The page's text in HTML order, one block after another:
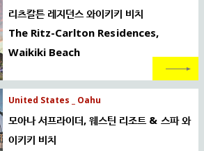
리츠칼튼 레지던스 와이키키 비치
The Ritz-Carlton Residences,
Waikiki Beach
United States _ Oahu
모아나 서프라이더, 웨스틴 리조트 & 스파 와
이키키 비치